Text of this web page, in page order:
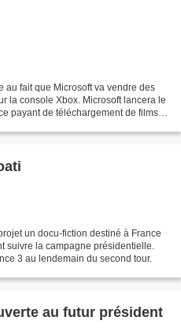
au fait que Microsoft va vendre des
la console Xbox. Microsoft lancera le
payant de téléchargement de films et
un docu-fiction destiné à France
suivre la campagne présidentielle.
3 au lendemain du second tour.
au futur président